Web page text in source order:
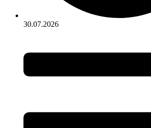
30.07.2026